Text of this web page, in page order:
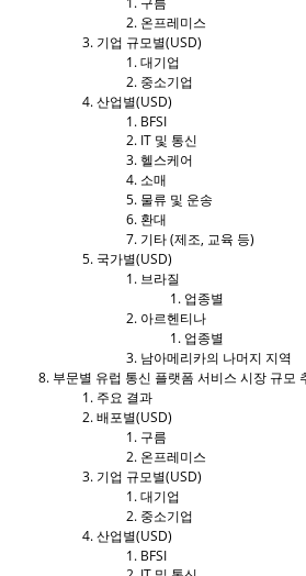
온프레미스
기업 규모별(USD)
대기업
중소기업
산업별(USD)
BFSI
IT 및 통신
헬스케어
소매
물류 및 운송
환대
기타 (제조, 교육 등)
국가별(USD)
브라질
업종별
아르헨티나
업종별
남아메리카의 나머지 지역
부문별 유럽 통신 플랫폼 서비스 시장 규모
주요 결과
배포별(USD)
구름
온프레미스
기업 규모별(USD)
대기업
중소기업
산업별(USD)
BFSI